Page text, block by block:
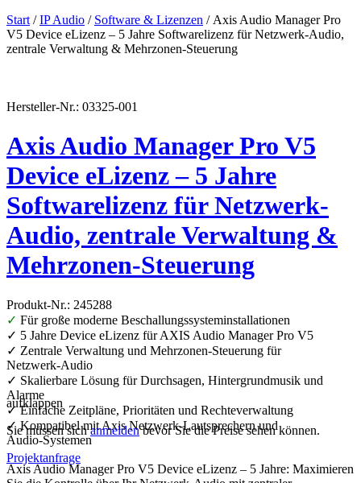
Start /IP Audio / Software & Lizenzen / Axis Audio Manager Pro
V5 Device eLizenz – 5 Jahre Softwarelizenz für Netzwerk-Audio,
zentrale Verwaltung & Mehrzonen-Steuerung
Hersteller-Nr.: 03325-001
Axis Audio Manager Pro V5
Device eLizenz – 5 Jahre
Softwarelizenz für Netzwerk-
Audio, zentrale Verwaltung &
Mehrzonen-Steuerung
Produkt-Nr.: 245288
✓ Für große moderne Beschallungssysteminstallationen
✓ 5 Jahre Device eLizenz für AXIS Audio Manager Pro V5
✓ Zentrale Verwaltung und Mehrzonen-Steuerung für
Netzwerk‑Audio
✓ Skalierbare Lösung für Durchsagen, Hintergrundmusik und
Alarme
✓ Einfache Zeitpläne, Prioritäten und Rechteverwaltung
✓ Kompatibel mit Axis Netzwerk‑Lautsprechern und
Audio‑Systemen
Axis Audio Manager Pro V5 Device eLizenz – 5 Jahre: Maximieren
aufklappen
Sie müssen sichanmeldenbevor Sie die Preise sehen können.
Projektanfrage